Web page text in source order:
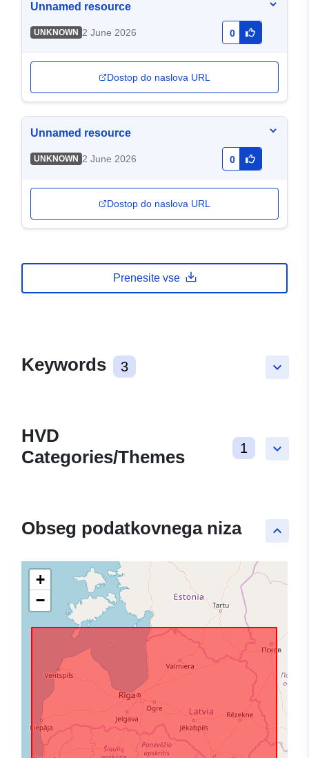
Unnamed resource
UNKNOWN 2 June 2026 0
Dostop do naslova URL
Unnamed resource
UNKNOWN 2 June 2026 0
Dostop do naslova URL
Prenesite vse
keyboard_arrow_down
Keywords 3
keyboard_arrow_down
HVD
Categories/Themes
1
keyboard_arrow_up
Obseg podatkovnega niza
+
−